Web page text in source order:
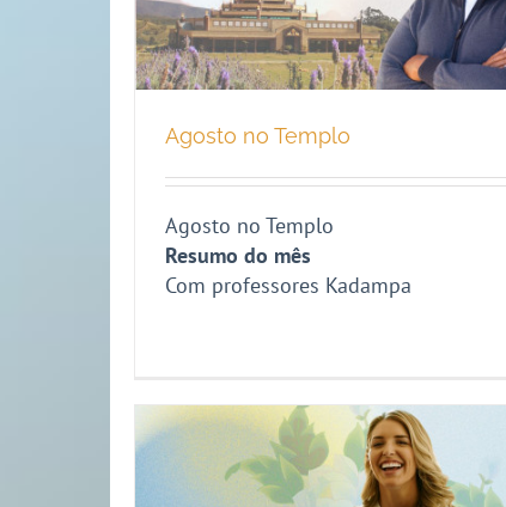
Agosto no Templo
Agosto no Templo
Resumo do mês
Com professores Kadampa